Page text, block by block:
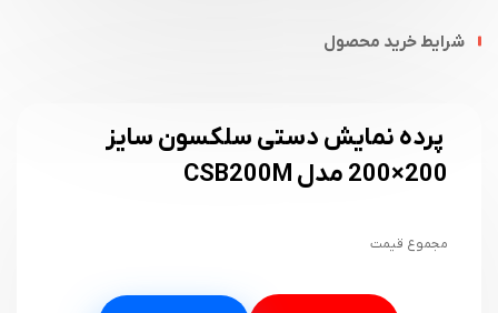
شرایط خرید محصول
پرده نمایش دستی سلکسون سایز
200×200 مدل CSB200M
مجموع قیمت